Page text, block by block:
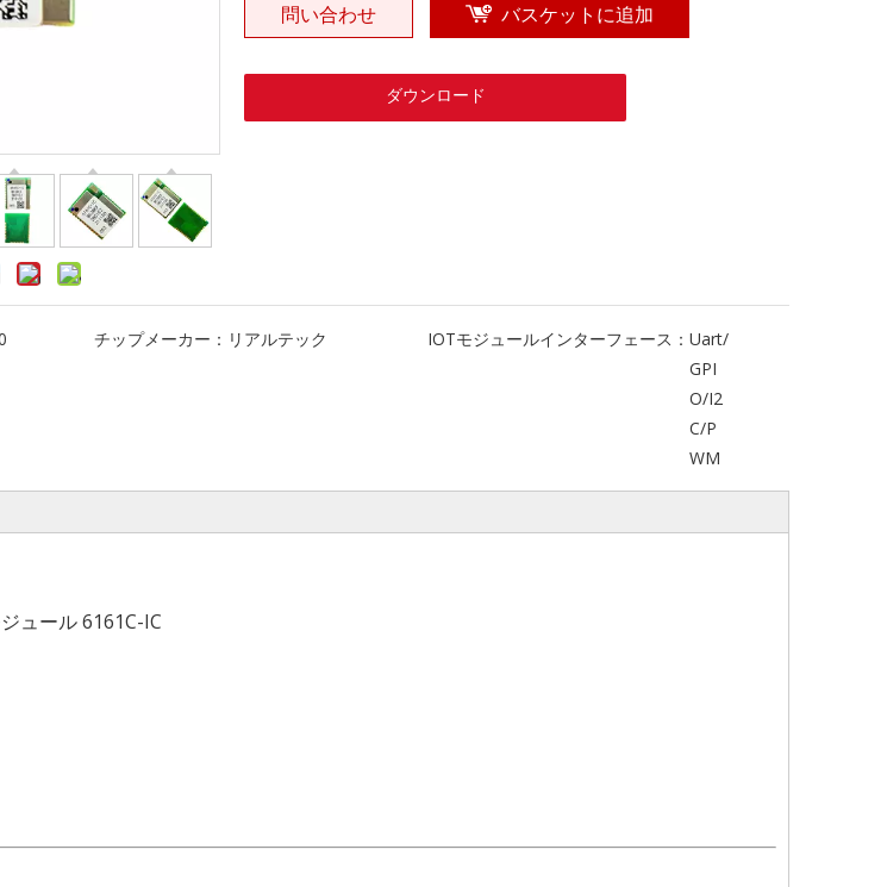
問い合わせ バスケットに追加
ダウンロード
チップメーカー： リアルテック IOTモジュールインターフェース： Uart/
GPI
O/I2
C/P
WM
ュール 6161C-IC